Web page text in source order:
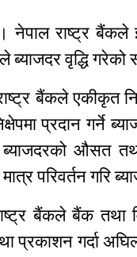
नेपाल राष्ट्र बैंकले
ब्याजदर वृद्धि गरेको
बैंकले एकीकृत
प्रदान गर्ने
औसत
परिवर्तन गरि
बैंकले बैंक तथा
प्रकाशन गर्दा